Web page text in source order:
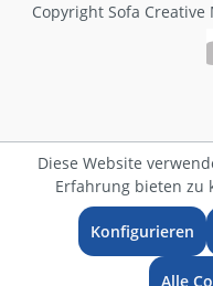
Copyright Sofa Creative
Diese Website
Erfahrung bieten zu
Konfigurieren
Alle